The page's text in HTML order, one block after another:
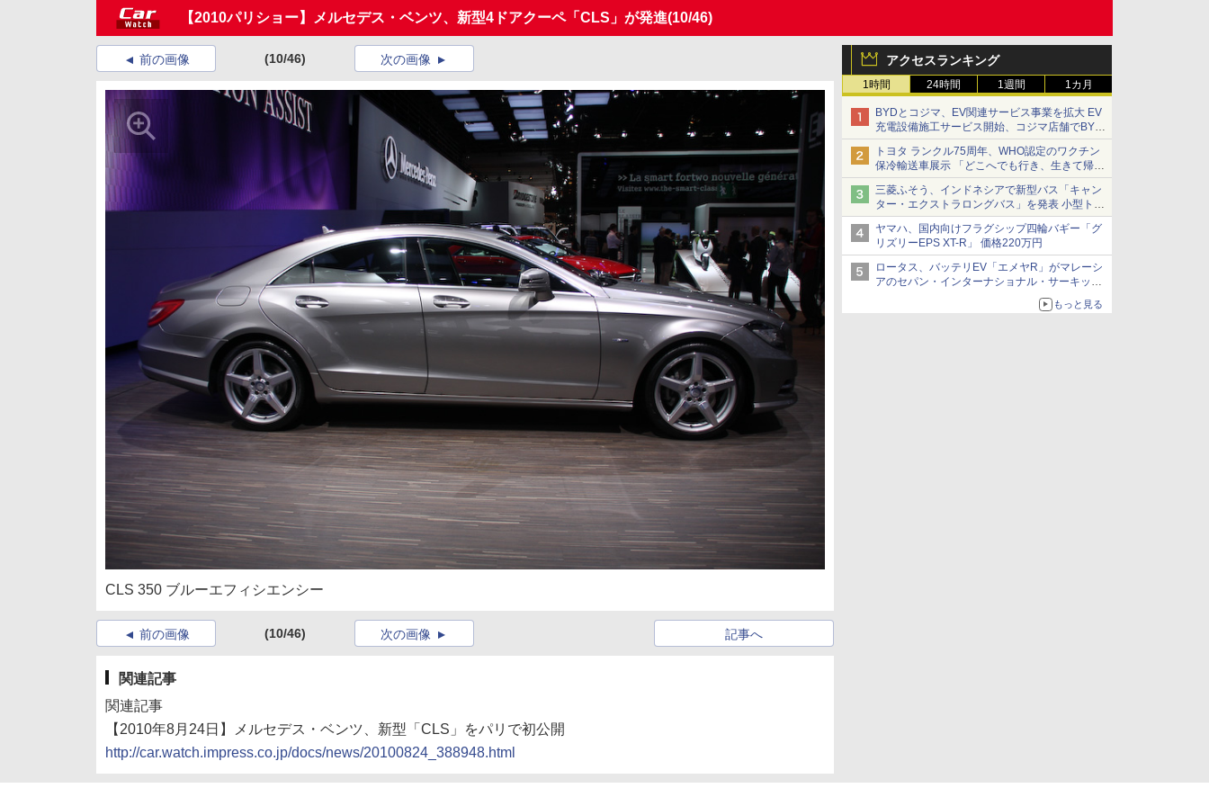
【2010パリショー】メルセデス・ベンツ、新型4ドアクーペ「CLS」が発進(10/46)
アクセスランキング
1時間 24時間 1週間 1カ月
BYDとコジマ、EV関連サービス事業を拡大 EV
充電設備施工サービス開始、コジマ店舗でBYD
車の展示・試乗イベントを強化
トヨタ ランクル75周年、WHO認定のワクチン
保冷輸送車展示 「どこへでも行き、生きて帰っ
てこられる」ランドクルーザーで命をつなぐ
三菱ふそう、インドネシアで新型バス「キャン
ター・エクストラロングバス」を発表 小型トラ
ックベースの観光・旅客輸送向けバス
ヤマハ、国内向けフラグシップ四輪バギー「グ
リズリーEPS XT-R」 価格220万円
ロータス、バッテリEV「エメヤR」がマレーシ
アのセパン・インターナショナル・サーキット
もっと見る
前の画像 (10/46) 次の画像
CLS 350 ブルーエフィシエンシー
前の画像 (10/46) 記事へ
次の画像
関連記事
関連記事
【2010年8月24日】メルセデス・ベンツ、新型「CLS」をパリで初公開
http://car.watch.impress.co.jp/docs/news/20100824_388948.html